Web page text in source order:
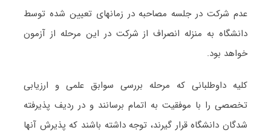
عدم شرکت در جلسه مصاحبه در زمانهای تعیین شده توسط
دانشگاه به منزله انصراف از شرکت در این مرحله از آزمون
خواهد بود.
کلیه داوطلبانی که مرحله بررسی سوابق علمی و ارزیابی
تخصصی را با موفقیت به اتمام برسانند و در ردیف پذیرفته
شدگان دانشگاه قرار گیرند، توجه داشته باشند که پذیرش آنها